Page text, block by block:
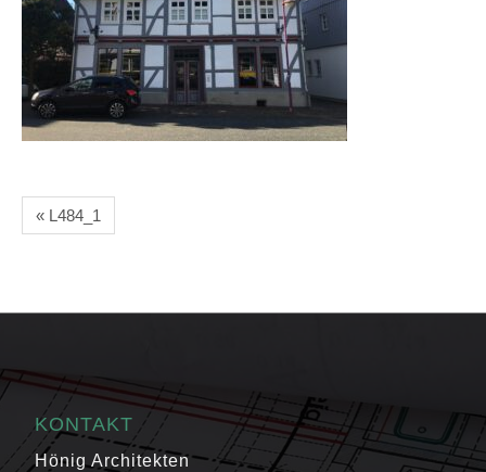
« L484_1
KONTAKT
Hönig Architekten